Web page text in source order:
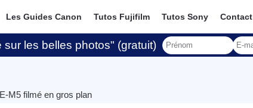
Les Guides Canon Tutos Fujifilm Tutos Sony Contact
sur les belles photos" (gratuit)
M5 filmé en gros plan